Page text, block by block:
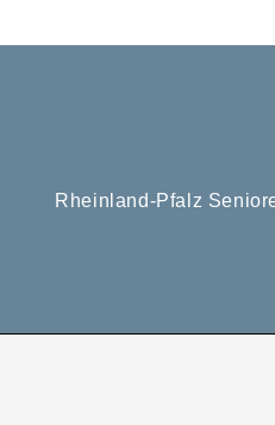
Rheinland-Pfalz